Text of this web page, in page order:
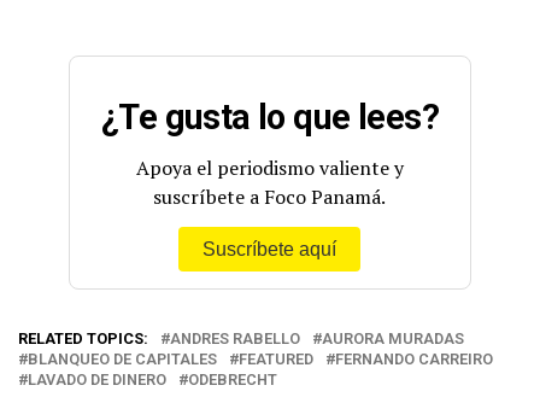
¿Te gusta lo que lees?
Apoya el periodismo valiente y
suscríbete a Foco Panamá.
Suscríbete aquí
RELATED TOPICS: ANDRES RABELLO
AURORA MURADAS
BLANQUEO DE CAPITALES
FEATURED
FERNANDO CARREIRO
LAVADO DE DINERO
ODEBRECHT